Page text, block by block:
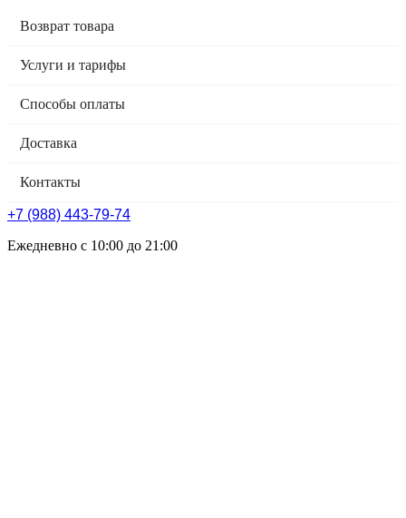
Возврат товара
Услуги и тарифы
Способы оплаты
Доставка
Контакты
+7 (988) 443-79-74
Ежедневно с 10:00 до 21:00